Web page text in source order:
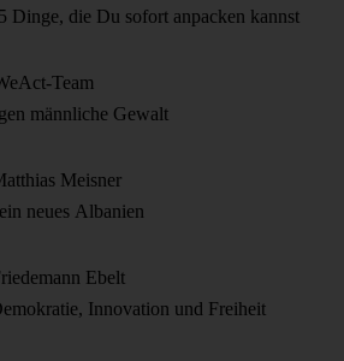
Dinge, die Du sofort anpacken kannst
Team
männliche Gewalt
Meisner
neues Albanien
Ebelt
Innovation und Freiheit